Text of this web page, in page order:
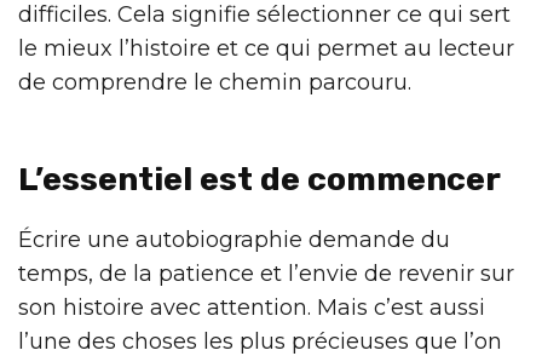
difficiles. Cela signifie sélectionner ce qui sert
le mieux l’histoire et ce qui permet au lecteur
de comprendre le chemin parcouru.
L’essentiel est de commencer
Écrire une autobiographie demande du
temps, de la patience et l’envie de revenir sur
son histoire avec attention. Mais c’est aussi
l’une des choses les plus précieuses que l’on